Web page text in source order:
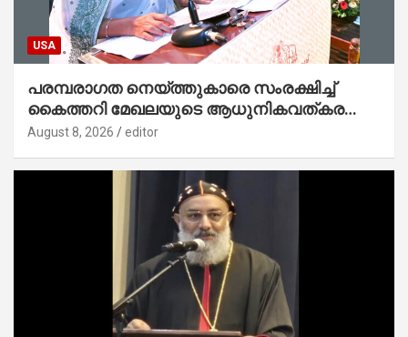
USA
പരമ്പരാഗത നെയ്ത്തുകാരെ സംരക്ഷിച്ച്
കൈത്തറി മേഖലയുടെ ആധുനികവത്കരണം
സാധ്യമാക്കും : ഡെപ്യൂട്ടി സ്പീക്കർ
August 8, 2026 editor